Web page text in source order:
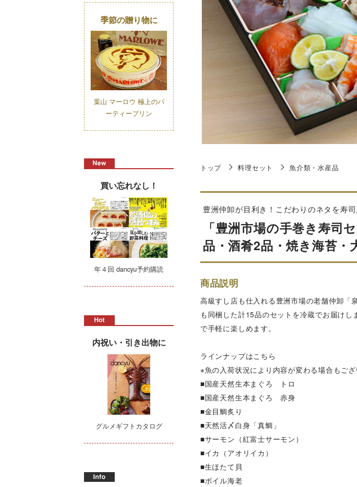
トップ 料理セット 魚介類・水産品
豊洲仲卸が目利き！こだわりのネタを寿
「豊洲市場の手巻き寿司
品・酒肴2品・焼き海苔
商品説明
高級すし店も仕入れる豊洲市場の老舗仲卸
も同梱した計15品のセットを冷蔵でお届け
で手軽に楽しめます。
ラインナップはこちら
※魚の入荷状況により内容が変わる場合もござ
■国産天然生本まぐろ トロ
■国産天然生本まぐろ 赤身
■金目鯛炙り
■天然活〆白身「真鯛」
■サーモン（紅富士サーモン）
■イカ（アオリイカ）
■生ほたて貝
■ボイル海老
季節の贈り物に
葉山 マーロウ 極上のパ
ーティープリン
買い忘れなし！
年４回 dancyu予約購読
内祝い・引き出物に
グルメギフトカタログ